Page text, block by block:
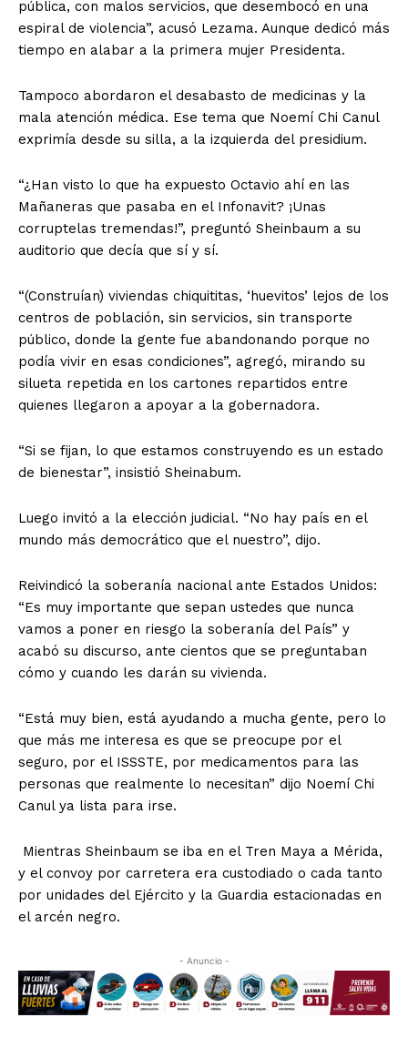
pública, con malos servicios, que desembocó en una
espiral de violencia”, acusó Lezama. Aunque dedicó más
tiempo en alabar a la primera mujer Presidenta.
Tampoco abordaron el desabasto de medicinas y la
mala atención médica. Ese tema que Noemí Chi Canul
exprimía desde su silla, a la izquierda del presidium.
“¿Han visto lo que ha expuesto Octavio ahí en las
Mañaneras que pasaba en el Infonavit? ¡Unas
corruptelas tremendas!”, preguntó Sheinbaum a su
auditorio que decía que sí y sí.
“(Construían) viviendas chiquititas, ‘huevitos’ lejos de los
centros de población, sin servicios, sin transporte
público, donde la gente fue abandonando porque no
podía vivir en esas condiciones”, agregó, mirando su
silueta repetida en los cartones repartidos entre
quienes llegaron a apoyar a la gobernadora.
“Si se fijan, lo que estamos construyendo es un estado
de bienestar”, insistió Sheinabum.
Luego invitó a la elección judicial. “No hay país en el
mundo más democrático que el nuestro”, dijo.
Reivindicó la soberanía nacional ante Estados Unidos:
“Es muy importante que sepan ustedes que nunca
vamos a poner en riesgo la soberanía del País” y
acabó su discurso, ante cientos que se preguntaban
cómo y cuando les darán su vivienda.
“Está muy bien, está ayudando a mucha gente, pero lo
que más me interesa es que se preocupe por el
seguro, por el ISSSTE, por medicamentos para las
personas que realmente lo necesitan” dijo Noemí Chi
Canul ya lista para irse.
Mientras Sheinbaum se iba en el Tren Maya a Mérida,
y el convoy por carretera era custodiado o cada tanto
por unidades del Ejército y la Guardia estacionadas en
el arcén negro.
- Anuncio -